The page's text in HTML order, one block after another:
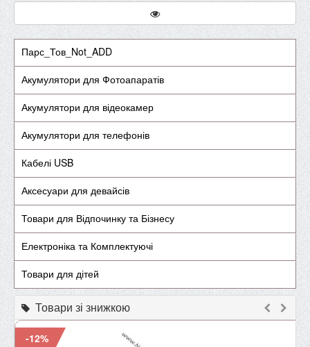
Парс_Тов_Not_ADD
Акумулятори для Фотоапаратів
Акумулятори для відеокамер
Акумулятори для телефонів
Кабелі USB
Аксесуари для девайсів
Товари для Відпочинку та Бізнесу
Електроніка та Комплектуючі
Товари для дітей
Товари зі знижкою
-12%